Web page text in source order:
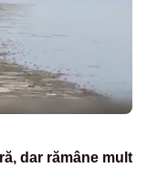
dar rămâne mult